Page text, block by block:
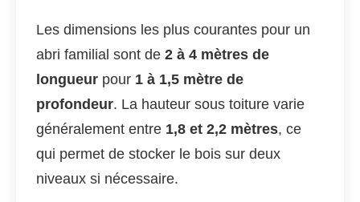
Les dimensions les plus courantes pour un
abri familial sont de 2 à 4 mètres de
longueur pour 1 à 1,5 mètre de
profondeur. La hauteur sous toiture varie
généralement entre 1,8 et 2,2 mètres, ce
qui permet de stocker le bois sur deux
niveaux si nécessaire.